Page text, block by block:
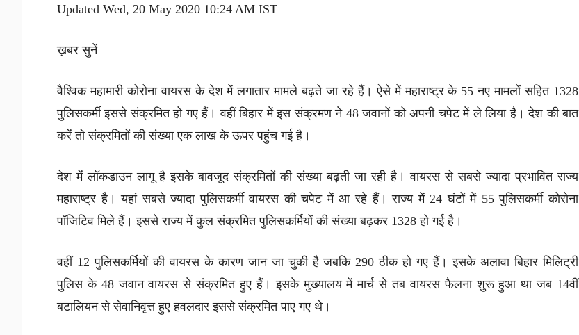
Updated Wed, 20 May 2020 10:24 AM IST
ख़बर सुनें
वैश्विक महामारी कोरोना वायरस के देश में लगातार मामले बढ़ते जा रहे हैं। ऐसे में महाराष्ट्र के 55 नए मामलों सहित 1328
पुलिसकर्मी इससे संक्रमित हो गए हैं। वहीं बिहार में इस संक्रमण ने 48 जवानों को अपनी चपेट में ले लिया है। देश की बात
करें तो संक्रमितों की संख्या एक लाख के ऊपर पहुंच गई है।
देश में लॉकडाउन लागू है इसके बावजूद संक्रमितों की संख्या बढ़ती जा रही है। वायरस से सबसे ज्यादा प्रभावित राज्य
महाराष्ट्र है। यहां सबसे ज्यादा पुलिसकर्मी वायरस की चपेट में आ रहे हैं। राज्य में 24 घंटों में 55 पुलिसकर्मी कोरोना
पॉजिटिव मिले हैं। इससे राज्य में कुल संक्रमित पुलिसकर्मियों की संख्या बढ़कर 1328 हो गई है।
वहीं 12 पुलिसकर्मियों की वायरस के कारण जान जा चुकी है जबकि 290 ठीक हो गए हैं। इसके अलावा बिहार मिलिट्री
पुलिस के 48 जवान वायरस से संक्रमित हुए हैं। इसके मुख्यालय में मार्च से तब वायरस फैलना शुरू हुआ था जब 14वीं
बटालियन से सेवानिवृत्त हुए हवलदार इससे संक्रमित पाए गए थे।